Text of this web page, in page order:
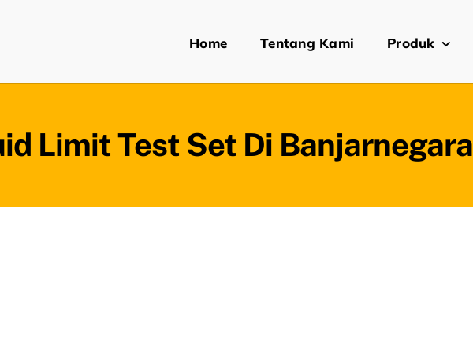
Home Tentang Kami Produk
Limit Test Set Di Banjarnegara